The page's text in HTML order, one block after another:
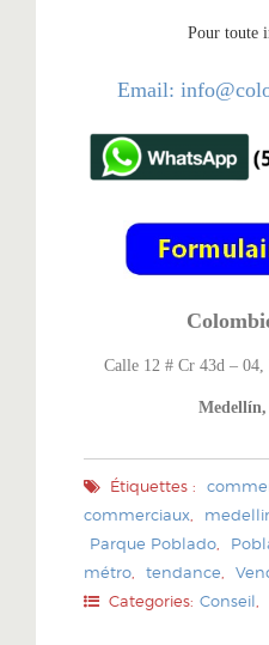
Pour toute
Email:
Calle 12 # Cr 43d –
Medellín,
Étiquettes :
commerciaux
Parque Poblado
métro
tendance
Categories: Conseil